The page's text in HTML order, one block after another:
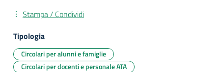
Stampa / Condividi
Tipologia
Circolari per alunni e famiglie
Circolari per docenti e personale ATA